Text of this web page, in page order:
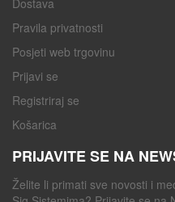
Dostava
Pravila privatnosti
Posjeti web trgovinu
Prijavi se
Registriraj se
Košarica
PRIJAVITE SE NA
Želite li primati sve novosti i